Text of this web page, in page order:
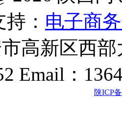
： 电子商
高新区西
Email：
陕ICP